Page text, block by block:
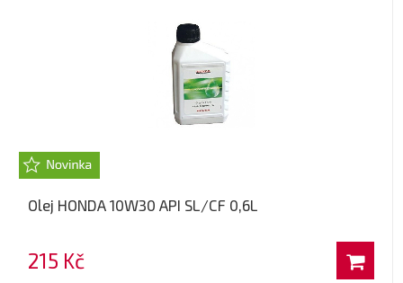
Olej HONDA 10W30 API SL/CF 0,6L
215 Kč